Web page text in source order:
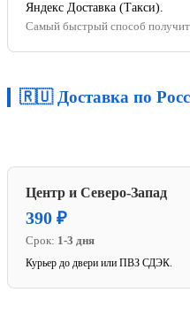
Яндекс Доставка (Такси).
Самый быстрый способ
🇷🇺 Доставка по
Центр и Северо-Запад
390 ₽
Срок: 1-3 дня
Курьер до двери или ПВЗ СДЭК.